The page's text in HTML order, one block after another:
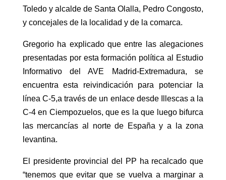
Toledo y alcalde de Santa Olalla, Pedro Congosto,
y concejales de la localidad y de la comarca.
Gregorio ha explicado que entre las alegaciones
presentadas por esta formación política al Estudio
Informativo del AVE Madrid-Extremadura, se
encuentra esta reivindicación para potenciar la
línea C-5,a través de un enlace desde Illescas a la
C-4 en Ciempozuelos, que es la que luego bifurca
las mercancías al norte de España y a la zona
levantina.
El presidente provincial del PP ha recalcado que
“tenemos que evitar que se vuelva a marginar a